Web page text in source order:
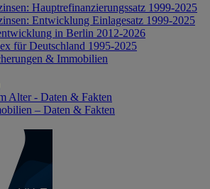
Hauptrefinanzierungssatz 1999-2025
Entwicklung Einlagesatz 1999-2025
in Berlin 2012-2026
für Deutschland 1995-2025
& Immobilien
Alter - Daten & Fakten
– Daten & Fakten